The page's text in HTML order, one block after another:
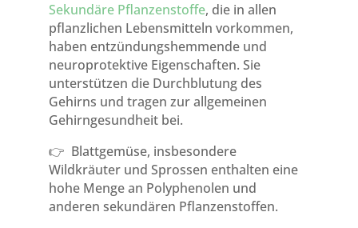
Sekundäre Pflanzenstoffe, die in allen
pflanzlichen Lebensmitteln vorkommen,
haben entzündungshemmende und
neuroprotektive Eigenschaften. Sie
unterstützen die Durchblutung des
Gehirns und tragen zur allgemeinen
Gehirngesundheit bei.
👉 Blattgemüse, insbesondere
Wildkräuter und Sprossen enthalten eine
hohe Menge an Polyphenolen und
anderen sekundären Pflanzenstoffen.